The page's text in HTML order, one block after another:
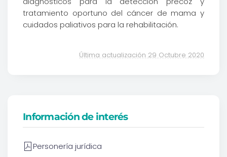
tratamiento oportuno del cáncer de mama y
cuidados paliativos para la rehabilitación.
Última actualización 29 Octubre 2020
Información de interés
Personería jurídica